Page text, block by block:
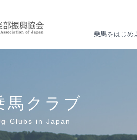
乗馬をはじめ
馬クラブ
Clubs in Japan